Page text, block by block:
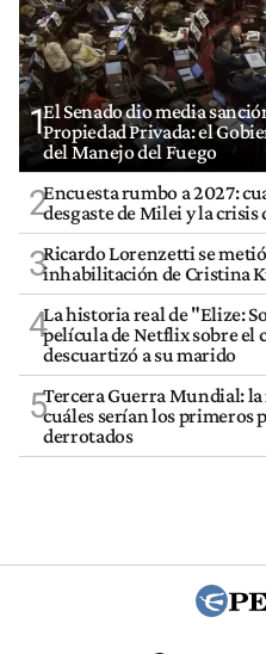
1El Senado dio media
Propiedad Privada: el
del Manejo del Fuego
2Encuesta rumbo a 2027:
desgaste de Milei y la
3Ricardo Lorenzetti se
inhabilitación de Cristina
4La historia real de "Elize:
película de Netflix sobre el
descuartizó a su marido
5Tercera Guerra Mundial:
cuáles serían los primeros
derrotados